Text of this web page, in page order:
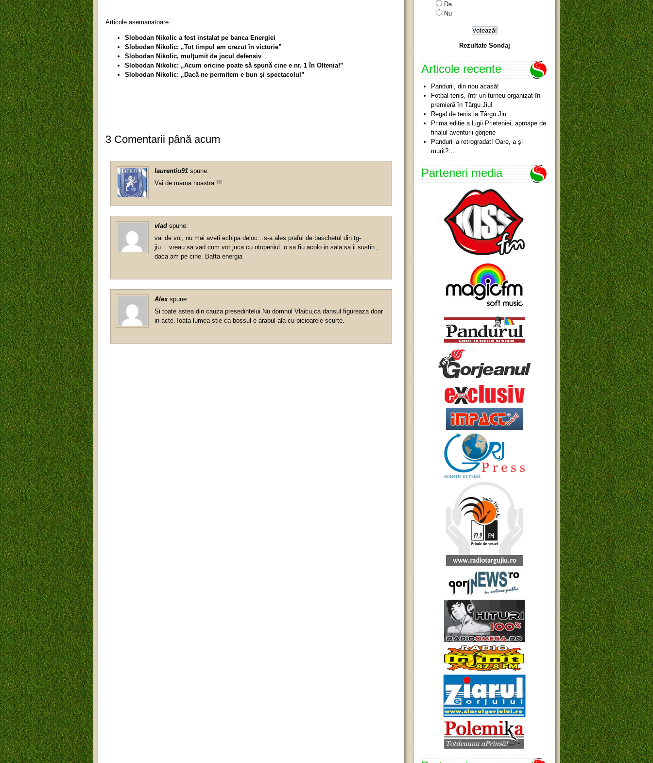
Articole asemanatoare:
Slobodan Nikolic a fost instalat pe banca Energiei
Slobodan Nikolic: „Tot timpul am crezut în victorie”
Slobodan Nikolic, mulţumit de jocul defensiv
Slobodan Nikolic: „Acum oricine poate să spună cine e nr. 1 în Oltenia!”
Slobodan Nikolic: „Dacă ne permitem e bun şi spectacolul”
3 Comentarii până acum
laurentiu91 spune:
Vai de mama noastra !!!
vlad spune:
vai de voi, nu mai aveti echipa deloc…s-a ales praful de baschetul din tg-
jiu….vreau sa vad cum vor juca cu otopeniul. o sa fiu acolo in sala sa ii sustin ,
daca am pe cine. Bafta energia
Alex spune:
Si toate astea din cauza presedintelui.Nu domnul Vlaicu,ca dansul figureaza doar
in acte.Toata lumea stie ca bossul e arabul ala cu picioarele scurte.
Da
Nu
Rezultate Sondaj
Articole recente
Pandurii, din nou acasă!
Fotbal-tenis, într-un turneu organizat în
premieră în Târgu Jiu!
Regal de tenis la Târgu Jiu
Prima ediție a Ligii Prieteniei, aproape de
finalul aventurii gorjene
Pandurii a retrogradat! Oare, a și
murit?…
Parteneri media